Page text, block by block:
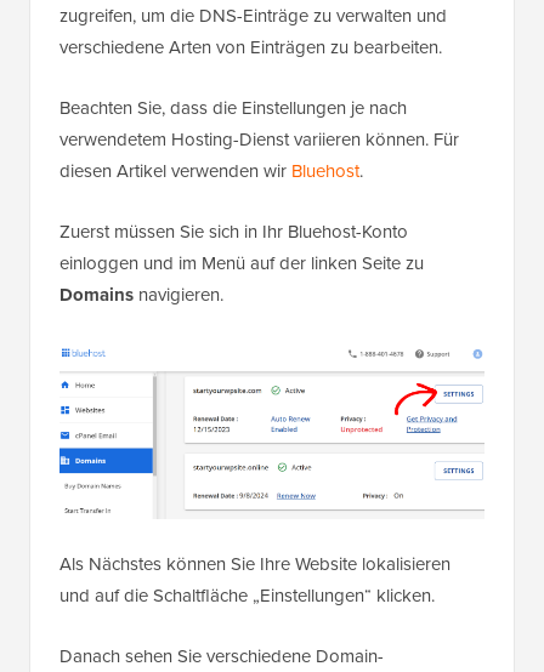
zugreifen, um die DNS-Einträge zu verwalten und
verschiedene Arten von Einträgen zu bearbeiten.
Beachten Sie, dass die Einstellungen je nach
verwendetem Hosting-Dienst variieren können. Für
diesen Artikel verwenden wir Bluehost.
Zuerst müssen Sie sich in Ihr Bluehost-Konto
einloggen und im Menü auf der linken Seite zu
Domains navigieren.
Als Nächstes können Sie Ihre Website lokalisieren
und auf die Schaltfläche „Einstellungen“ klicken.
Danach sehen Sie verschiedene Domain-